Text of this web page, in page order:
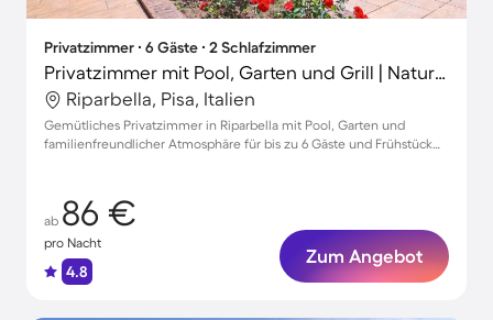
Privatzimmer ∙ 6 Gäste ∙ 2 Schlafzimmer
Privatzimmer mit Pool, Garten und Grill | Naturblick
Riparbella, Pisa, Italien
Gemütliches Privatzimmer in Riparbella mit Pool, Garten und
familienfreundlicher Atmosphäre für bis zu 6 Gäste und Frühstück
ab 86 €
pro Nacht
4.8
Zum Angebot